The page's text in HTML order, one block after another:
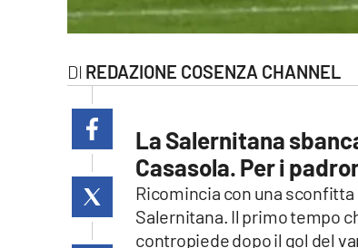
cosenzachannel.it
REDAZIONE COSENZA CHANNEL
La Salernitana
Casasola. Per i
Ricomincia con una
Salernitana. Il primo tempo
contropiede dopo il gol del